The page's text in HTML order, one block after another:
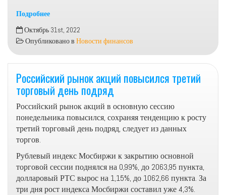
Подробнее
СберНПФ
успешно
прошёл
стресс-
ЦБ
по
итогам
квартала
Октябрь 31st, 2022
Опубликовано в Новости финансов
Российский рынок акций повысился третий
торговый день подряд
Российский рынок акций в основную сессию
понедельника повысился, сохраняя тенденцию к росту
третий торговый день подряд, следует из данных
торгов.
Рублевый индекс Мосбиржи к закрытию основной
торговой сессии поднялся на 0,99%, до 2063,95 пункта,
долларовый РТС вырос на 1,15%, до 1062,66 пункта. За
три дня рост индекса Мосбиржи составил уже 4,3%.